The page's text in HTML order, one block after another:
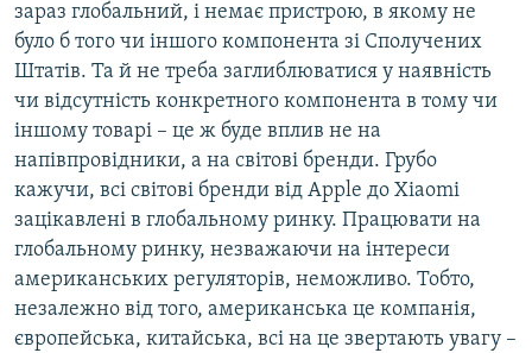
зараз глобальний, і немає пристрою, в якому не
було б того чи іншого компонента зі Сполучених
Штатів. Та й не треба заглиблюватися у наявність
чи відсутність конкретного компонента в тому чи
іншому товарі – це ж буде вплив не на
напівпровідники, а на світові бренди. Грубо
кажучи, всі світові бренди від Apple до Xiaomi
зацікавлені в глобальному ринку. Працювати на
глобальному ринку, незважаючи на інтереси
американських регуляторів, неможливо. Тобто,
незалежно від того, американська це компанія,
європейська, китайська, всі на це звертають увагу –